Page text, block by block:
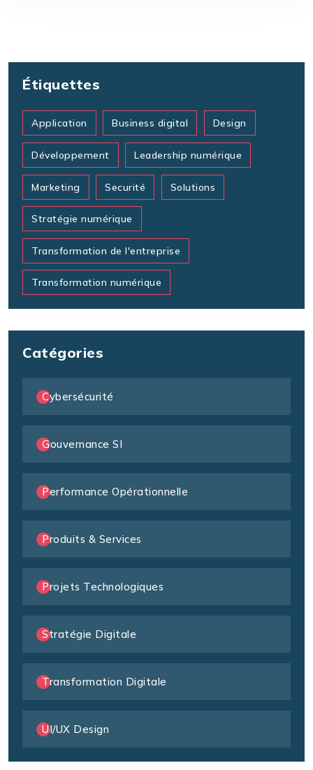
Étiquettes
Application Business digital Design
Développement Leadership numérique
Marketing Securité Solutions
Stratégie numérique
Transformation de l'entreprise
Transformation numérique
Catégories
Cybersécurité
Gouvernance SI
Performance Opérationnelle
Produits & Services
Projets Technologiques
Stratégie Digitale
Transformation Digitale
UI/UX Design